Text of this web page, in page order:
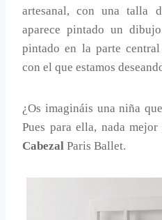
artesanal, con una talla
aparece pintado un
pintado en la parte
con el que estamos
¿Os imagináis una niña
Pues para ella, nada
Cabezal Paris Ballet.